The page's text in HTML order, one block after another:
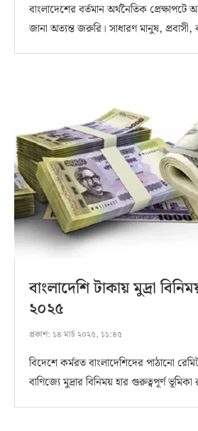
বাংলাদেশের বর্তমান অর্থনৈতিক
জানা অত্যন্ত জরুরি। সাধারণ মানুষ, প্রবাসী,
বাংলাদেশি টাকায় মুদ্রা
২০২৫
প্রকাশ: ১৪ মার্চ ২০২৫, ১১:৪৫
বিদেশে কর্মরত বাংলাদেশিদের পাঠানো
বাণিজ্যে মুদ্রার বিনিময় হার গুরুত্বপূর্ণ